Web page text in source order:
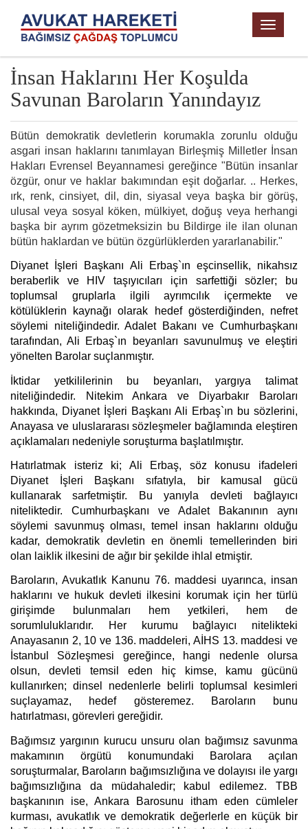
İnsan Haklarını Her Koşulda
Savunan Baroların Yanındayız
Bütün demokratik devletlerin korumakla zorunlu olduğu
asgari insan haklarını tanımlayan Birleşmiş Milletler İnsan
Hakları Evrensel Beyannamesi gereğince "Bütün insanlar
özgür, onur ve haklar bakımından eşit doğarlar. .. Herkes,
ırk, renk, cinsiyet, dil, din, siyasal veya başka bir görüş,
ulusal veya sosyal köken, mülkiyet, doğuş veya herhangi
başka bir ayrım gözetmeksizin bu Bildirge ile ilan olunan
bütün haklardan ve bütün özgürlüklerden yararlanabilir."
Diyanet İşleri Başkanı Ali Erbaş`ın eşcinsellik, nikahsız
beraberlik ve HIV taşıyıcıları için sarfettiği sözler; bu
toplumsal gruplarla ilgili ayrımcılık içermekte ve
kötülüklerin kaynağı olarak hedef gösterdiğinden, nefret
söylemi niteliğindedir. Adalet Bakanı ve Cumhurbaşkanı
tarafından, Ali Erbaş`ın beyanları savunulmuş ve eleştiri
yönelten Barolar suçlanmıştır.
İktidar yetkililerinin bu beyanları, yargıya talimat
niteliğindedir. Nitekim Ankara ve Diyarbakır Baroları
hakkında, Diyanet İşleri Başkanı Ali Erbaş`ın bu sözlerini,
Anayasa ve uluslararası sözleşmeler bağlamında eleştiren
açıklamaları nedeniyle soruşturma başlatılmıştır.
Hatırlatmak isteriz ki; Ali Erbaş, söz konusu ifadeleri
Diyanet İşleri Başkanı sıfatıyla, bir kamusal gücü
kullanarak sarfetmiştir. Bu yanıyla devleti bağlayıcı
niteliktedir. Cumhurbaşkanı ve Adalet Bakanının aynı
söylemi savunmuş olması, temel insan haklarını olduğu
kadar, demokratik devletin en önemli temellerinden biri
olan laiklik ilkesini de ağır bir şekilde ihlal etmiştir.
Baroların, Avukatlık Kanunu 76. maddesi uyarınca, insan
haklarını ve hukuk devleti ilkesini korumak için her türlü
girişimde bulunmaları hem yetkileri, hem de
sorumluluklarıdır. Her kurumu bağlayıcı nitelikteki
Anayasanın 2, 10 ve 136. maddeleri, AİHS 13. maddesi ve
İstanbul Sözleşmesi gereğince, hangi nedenle olursa
olsun, devleti temsil eden hiç kimse, kamu gücünü
kullanırken; dinsel nedenlerle belirli toplumsal kesimleri
suçlayamaz, hedef gösteremez. Baroların bunu
hatırlatması, görevleri gereğidir.
Bağımsız yargının kurucu unsuru olan bağımsız savunma
makamının örgütü konumundaki Barolara açılan
soruşturmalar, Baroların bağımsızlığına ve dolayısı ile yargı
bağımsızlığına da müdahaledir; kabul edilemez. TBB
başkanının ise, Ankara Barosunu itham eden cümleler
kurması, avukatlık ve demokratik değerlerle en küçük bir